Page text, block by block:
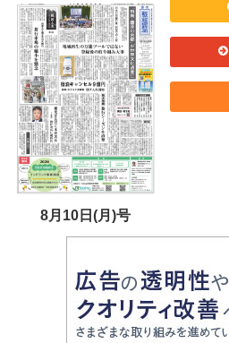
8月10日(月)号